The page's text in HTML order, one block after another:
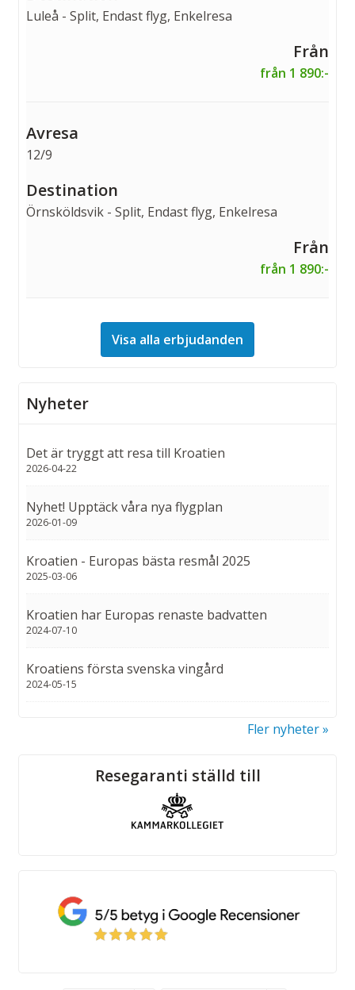
Luleå - Split, Endast flyg, Enkelresa
från 1 890:-
12/9
Örnsköldsvik - Split, Endast flyg, Enkelresa
från 1 890:-
Visa alla erbjudanden
Nyheter
Det är tryggt att resa till Kroatien
2026-04-22
Nyhet! Upptäck våra nya flygplan
2026-01-09
Kroatien - Europas bästa resmål 2025
2025-03-06
Kroatien har Europas renaste badvatten
2024-07-10
Kroatiens första svenska vingård
2024-05-15
Fler nyheter
Sociala medierResegaranti ställd till